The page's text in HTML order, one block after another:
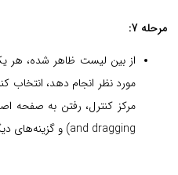
مرحله 7:
از بین لیست ظاهر شده، هر
مورد نظر انجام دهد، انتخاب
and dragging) و گزینه‌های دیگر وجود دارد.